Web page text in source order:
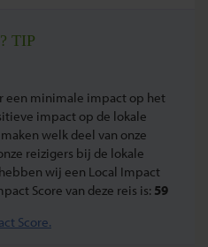
TIP
een minimale impact op het
impact op de lokale
welk deel van onze
reizigers bij de lokale
wij een Local Impact
Score van deze reis is: 59
Score.